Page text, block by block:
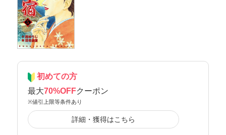
初めての方
最大70%OFFクーポン
※値引上限等条件あり
詳細・獲得はこちら